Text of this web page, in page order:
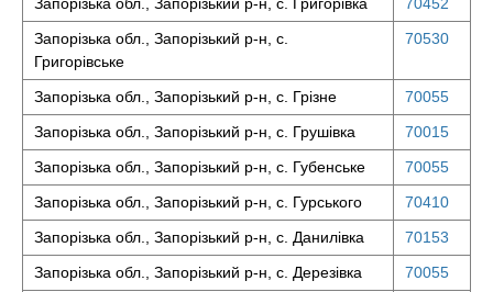
Запорізька обл., Запорізький р-н, с.
Григорівське
70530
Запорізька обл., Запорізький р-н, с. Грізне
70055
Запорізька обл., Запорізький р-н, с. Грушівка
70015
Запорізька обл., Запорізький р-н, с. Губенське
70055
Запорізька обл., Запорізький р-н, с. Гурського
70410
Запорізька обл., Запорізький р-н, с. Данилівка
70153
Запорізька обл., Запорізький р-н, с. Дерезівка
70055